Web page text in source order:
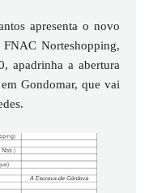
apresenta o novo
Norteshopping,
apadrinha a abertura
Gondomar, que vai